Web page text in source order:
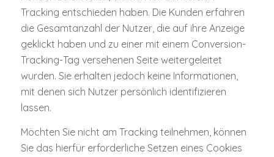
Tracking entschieden haben. Die Kunden erfahren
die Gesamtanzahl der Nutzer, die auf ihre Anzeige
geklickt haben und zu einer mit einem Conversion-
Tracking-Tag versehenen Seite weitergeleitet
wurden. Sie erhalten jedoch keine Informationen,
mit denen sich Nutzer persönlich identifizieren
lassen.
Möchten Sie nicht am Tracking teilnehmen, können
Sie das hierfür erforderliche Setzen eines Cookies